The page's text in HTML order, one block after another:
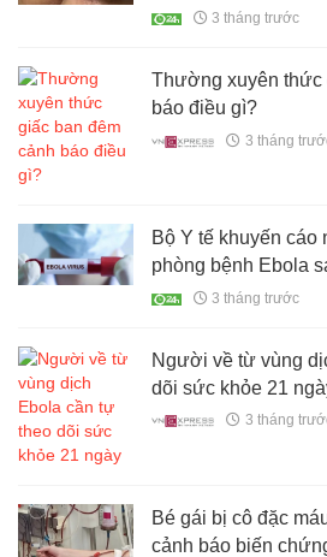
3 tháng trước
Thường xuyên thức
báo điều gì?
3 tháng
Bộ Y tế khuyến
phòng bệnh Ebola
3 tháng trước
Người về từ vùng
dõi sức khỏe 21
3 tháng
Bé gái bị cô đặc
cảnh báo biến